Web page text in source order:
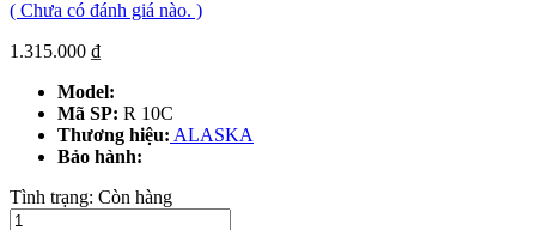
( Chưa có đánh giá nào. )
1.315.000 ₫
Model:
Mã SP: R 10C
Thương hiệu: ALASKA
Bảo hành:
Tình trạng: Còn hàng